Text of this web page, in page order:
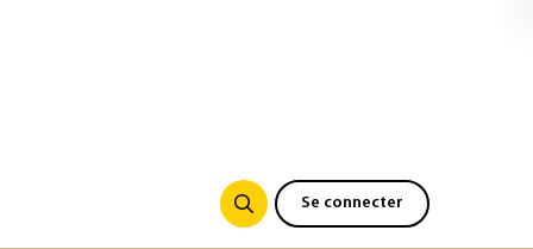
Se connecter